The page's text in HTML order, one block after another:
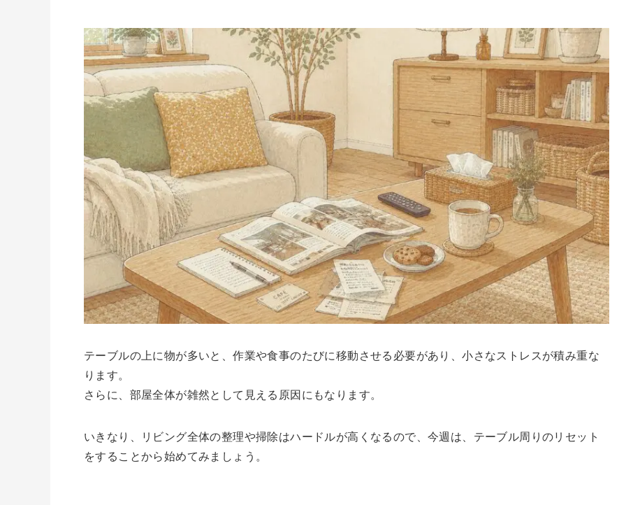
テーブルの上に物が多いと、作業や食事のたびに移動させる必要があり、小さなストレスが積み重な
ります。
さらに、部屋全体が雑然として見える原因にもなります。
いきなり、リビング全体の整理や掃除はハードルが高くなるので、今週は、テーブル周りのリセット
をすることから始めてみましょう。